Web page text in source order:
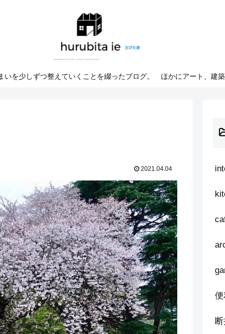
いを少しずつ整えていくことを綴ったブログ。 ほかにアート、建築
2021.04.04
便